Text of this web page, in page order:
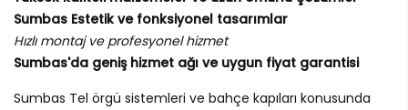
Sumbas Estetik ve fonksiyonel tasarımlar
Hızlı montaj ve profesyonel hizmet
Sumbas'da geniş hizmet ağı ve uygun fiyat garantisi
Sumbas Tel örgü sistemleri ve bahçe kapıları konusunda